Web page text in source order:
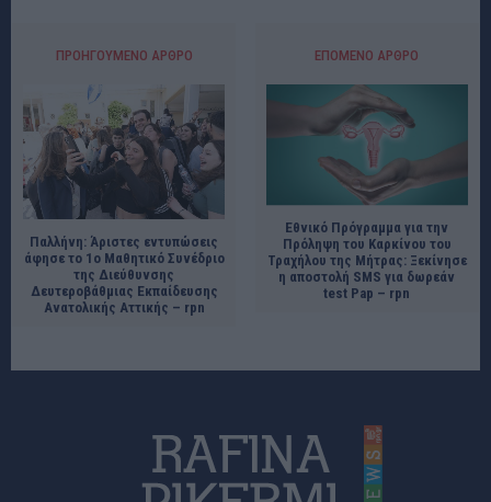
ΠΡΟΗΓΟΎΜΕΝΟ ΆΡΘΡΟ
Παλλήνη: Άριστες εντυπώσεις
άφησε το 1ο Μαθητικό Συνέδριο
της Διεύθυνσης
Δευτεροβάθμιας Εκπαίδευσης
Ανατολικής Αττικής – rpn
ΕΠΌΜΕΝΟ ΆΡΘΡΟ
Εθνικό Πρόγραμμα για την
Πρόληψη του Καρκίνου του
Τραχήλου της Μήτρας: Ξεκίνησε
η αποστολή SMS για δωρεάν
test Pap – rpn